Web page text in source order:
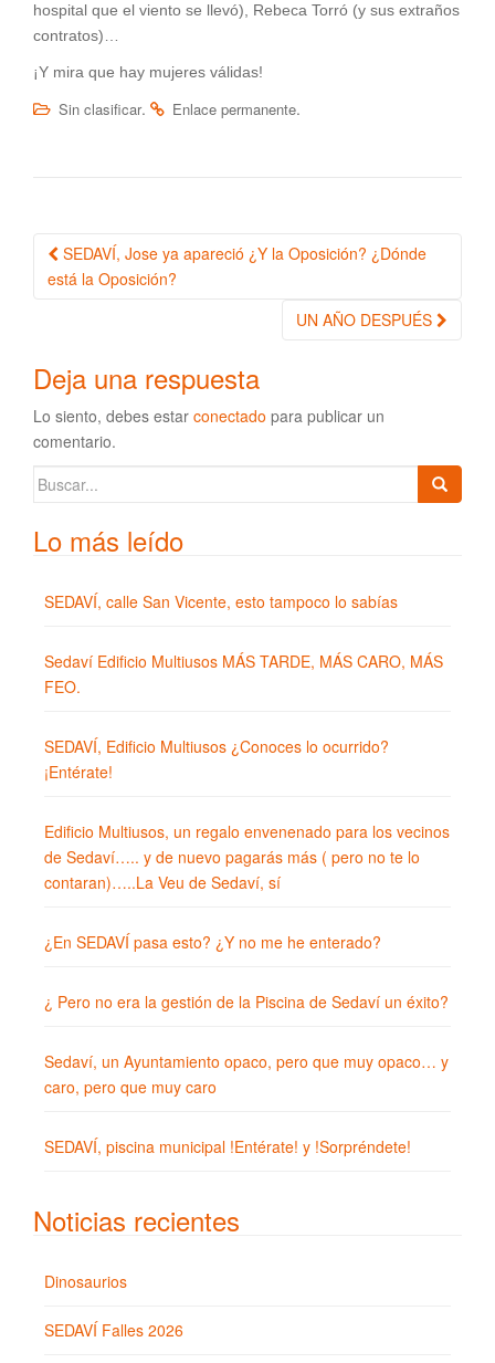
hospital que el viento se llevó), Rebeca Torró (y sus extraños
contratos)…
¡Y mira que hay mujeres válidas!
Sin clasificar. Enlace permanente.
Navegación de la entrada
SEDAVÍ, Jose ya apareció ¿Y la Oposición? ¿Dónde
está la Oposición?
UN AÑO DESPUÉS
Deja una respuesta
Lo siento, debes estar conectado para publicar un
comentario.
Buscar:
Lo más leído
SEDAVÍ, calle San Vicente, esto tampoco lo sabías
Sedaví Edificio Multiusos MÁS TARDE, MÁS CARO, MÁS
FEO.
SEDAVÍ, Edificio Multiusos ¿Conoces lo ocurrido?
¡Entérate!
Edificio Multiusos, un regalo envenenado para los vecinos
de Sedaví….. y de nuevo pagarás más ( pero no te lo
contaran)…..La Veu de Sedaví, sí
¿En SEDAVÍ pasa esto? ¿Y no me he enterado?
¿ Pero no era la gestión de la Piscina de Sedaví un éxito?
Sedaví, un Ayuntamiento opaco, pero que muy opaco… y
caro, pero que muy caro
SEDAVÍ, piscina municipal !Entérate! y !Sorpréndete!
Noticias recientes
Dinosaurios
SEDAVÍ Falles 2026